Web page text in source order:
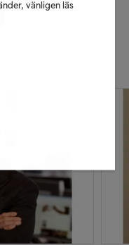
vänligen läs